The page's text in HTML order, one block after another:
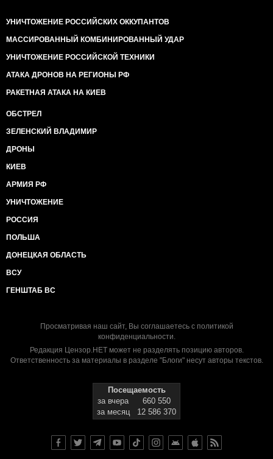
УНИЧТОЖЕНИЕ РОССИЙСКИХ ОККУПАНТОВ
МАССИРОВАННЫЙ КОМБИНИРОВАННЫЙ УДАР
УНИЧТОЖЕНИЕ РОССИЙСКОЙ ТЕХНИКИ
АТАКА ДРОНОВ НА РЕГИОНЫ РФ
РАКЕТНАЯ АТАКА НА КИЕВ
ОБСТРЕЛ
ЗЕЛЕНСКИЙ ВЛАДИМИР
ДРОНЫ
КИЕВ
АРМИЯ РФ
УНИЧТОЖЕНИЕ
РОССИЯ
ПОЛЬША
ДОНЕЦКАЯ ОБЛАСТЬ
ВСУ
ГЕНШТАБ ВС
Просматривая наш сайт, Вы соглашаетесь с политикой
конфиденциальности.
Редакция Цензор.НЕТ может не разделять позицию авторов.
Ответственность за материалы в разделе "Блоги" несут авторы текстов.
Посещаемость
за вчера
660 550
за месяц
12 586 370